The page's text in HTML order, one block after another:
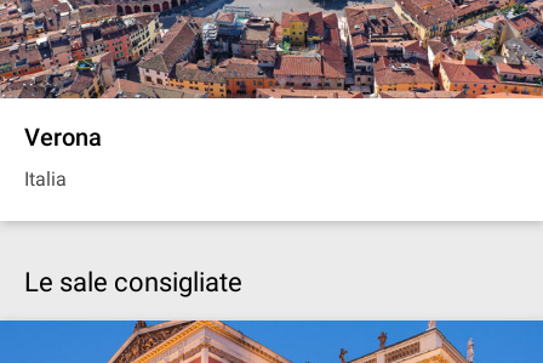
Verona
Italia
Le sale consigliate